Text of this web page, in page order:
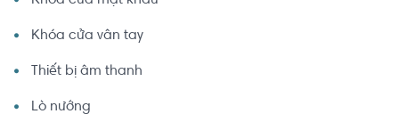
Khóa cửa vân tay
Thiết bị âm thanh
Lò nướng